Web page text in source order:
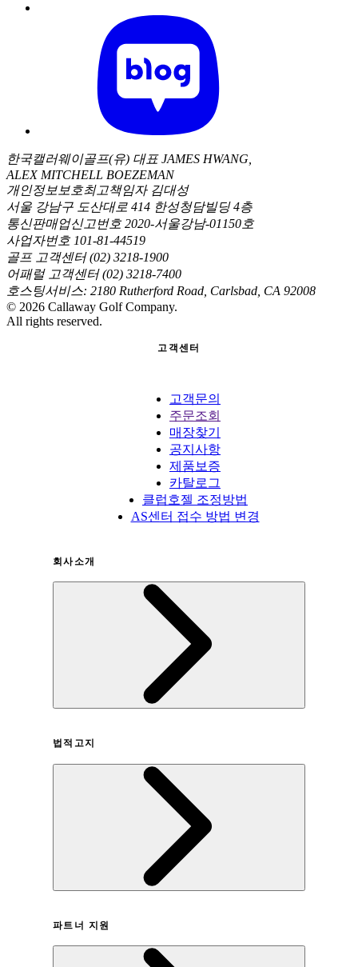
한국캘러웨이골프(유) 대표 JAMES HWANG,
ALEX MITCHELL BOEZEMAN
개인정보보호최고책임자 김대성
서울 강남구 도산대로 414 한성청담빌딩 4층
통신판매업신고번호 2020-서울강남-01150호
사업자번호 101-81-44519
골프 고객센터 (02) 3218-1900
어패럴 고객센터 (02) 3218-7400
호스팅서비스: 2180 Rutherford Road, Carlsbad, CA 92008
© 2026 Callaway Golf Company.
All rights reserved.
고객센터
고객문의
주문조회
매장찾기
공지사항
제품보증
카탈로그
클럽호젤 조정방법
AS센터 접수 방법 변경
회사소개
법적고지
개인정보취급방침
파트너 지원